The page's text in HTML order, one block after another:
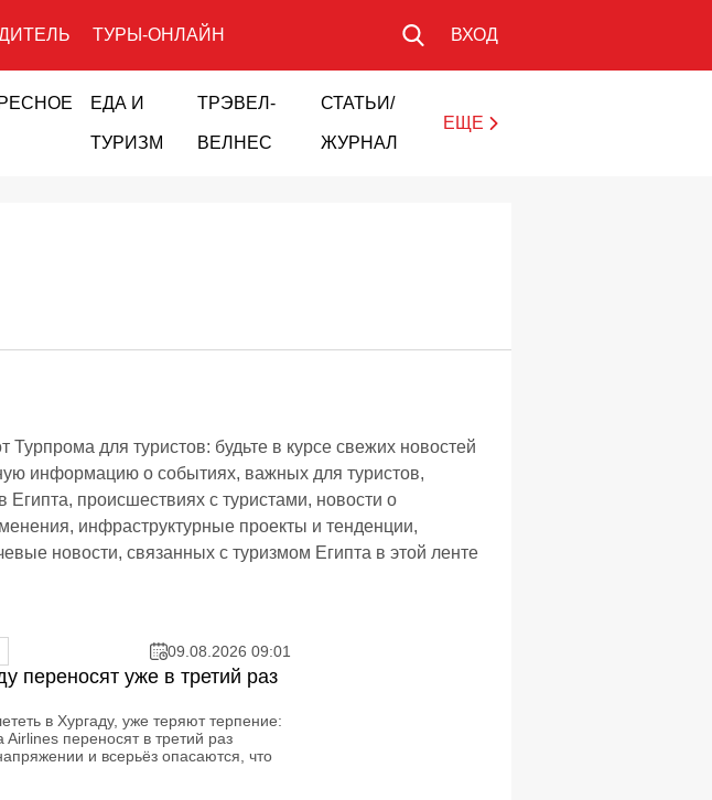
ТУРЫ-ОНЛАЙН ВХОД
ЕДА И
ТУРИЗМ
ТРЭВЕЛ-
ВЕЛНЕС
СТАТЬИ/
ЖУРНАЛ
ЕЩЕ
Турпрома для туристов: будьте в курсе свежих новостей
информацию о событиях, важных для туристов,
Египта, происшествиях с туристами, новости о
инфраструктурные проекты и тенденции,
новости, связанных с туризмом Египта в этой ленте
09.08.2026 09:01
переносят уже в третий раз
в Хургаду, уже теряют терпение:
переносят в третий раз
и всерьёз опасаются, что